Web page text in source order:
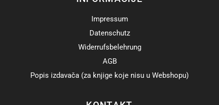
Impressum
Datenschutz
Widerrufsbelehrung
AGB
Popis izdavača (za knjige koje nisu u Webshopu)